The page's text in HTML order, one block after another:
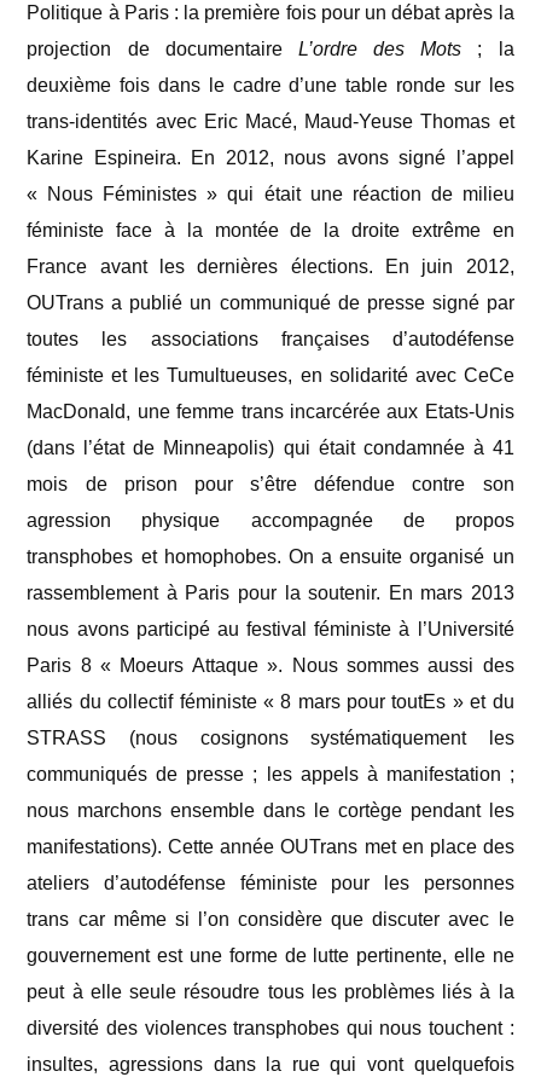
Politique à Paris : la première fois pour un débat après la
projection de documentaire L’ordre des Mots ; la
deuxième fois dans le cadre d’une table ronde sur les
trans-identités avec Eric Macé, Maud-Yeuse Thomas et
Karine Espineira. En 2012, nous avons signé l’appel
« Nous Féministes » qui était une réaction de milieu
féministe face à la montée de la droite extrême en
France avant les dernières élections. En juin 2012,
OUTrans a publié un communiqué de presse signé par
toutes les associations françaises d’autodéfense
féministe et les Tumultueuses, en solidarité avec CeCe
MacDonald, une femme trans incarcérée aux Etats-Unis
(dans l’état de Minneapolis) qui était condamnée à 41
mois de prison pour s’être défendue contre son
agression physique accompagnée de propos
transphobes et homophobes. On a ensuite organisé un
rassemblement à Paris pour la soutenir. En mars 2013
nous avons participé au festival féministe à l’Université
Paris 8 « Moeurs Attaque ». Nous sommes aussi des
alliés du collectif féministe « 8 mars pour toutEs » et du
STRASS (nous cosignons systématiquement les
communiqués de presse ; les appels à manifestation ;
nous marchons ensemble dans le cortège pendant les
manifestations). Cette année OUTrans met en place des
ateliers d’autodéfense féministe pour les personnes
trans car même si l’on considère que discuter avec le
gouvernement est une forme de lutte pertinente, elle ne
peut à elle seule résoudre tous les problèmes liés à la
diversité des violences transphobes qui nous touchent :
insultes, agressions dans la rue qui vont quelquefois